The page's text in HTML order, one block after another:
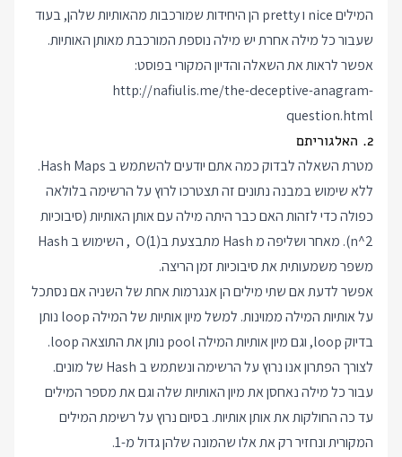
המילים nice ו pretty הן היחידות שמורכבות מהאותיות שלהן, בעוד
שעבור כל מילה אחרת יש מילה נוספת המורכבת מאותן האותיות.
אפשר לראות את השאלה והדיון המקורי בפוסט:
http://nafiulis.me/the-deceptive-anagram-
question.html
2. האלגוריתם
מטרת השאלה לבדוק כמה אתם יודעים להשתמש ב Hash Maps.
ללא שימוש במבנה נתונים זה תצטרכו לרוץ על הרשימה בלולאה
כפולה כדי לזהות האם כבר היתה מילה עם אותן האותיות (סיבוכיות
n^2). מאחר ושליפה מ Hash מתבצעת ב
O(1)
, השימוש ב Hash
משפר משמעותית את סיבוכיות זמן הריצה.
אפשר לדעת אם שתי מילים הן אנגרמות אחת של השניה אם נסתכל
על אותיות המילה ממוינות. למשל מיון אותיות של המילה loop נותן
בדיוק loop, וגם מיון אותיות המילה pool נותן את התוצאה loop.
לצורך הפתרון אנו נרוץ על הרשימה ונשתמש ב Hash של מונים.
עבור כל מילה נאחסן את מיון האותיות שלה וגם את מספר המילים
עד כה החולקות את אותן אותיות. בסיום נרוץ על רשימת המילים
המקורית ונחזיר רק את אלו שהמונה שלהן גדול מ-1.